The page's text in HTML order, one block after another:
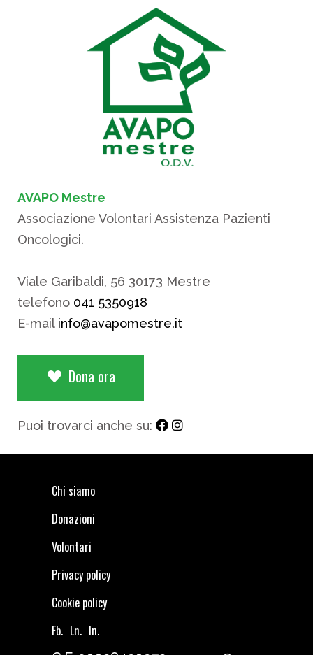
AVAPO Mestre
Associazione Volontari Assistenza Pazienti
Oncologici.
Viale Garibaldi, 56 30173 Mestre
telefono 041 5350918
E-mail info@avapomestre.it
Dona ora
Puoi trovarci anche su:
Chi siamo
Donazioni
Volontari
Privacy policy
Cookie policy
Fb. Ln. In.